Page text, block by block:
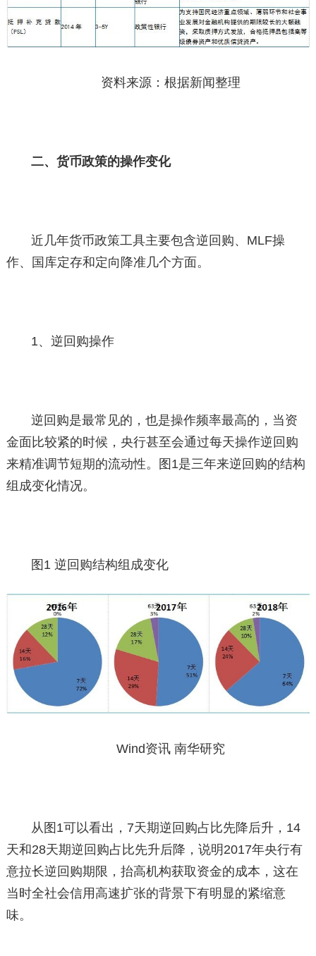
资料来源：根据新闻整理
二、货币政策的操作变化
近几年货币政策工具主要包含逆回购、MLF操
作、国库定存和定向降准几个方面。
1、逆回购操作
逆回购是最常见的，也是操作频率最高的，当资
金面比较紧的时候，央行甚至会通过每天操作逆回购
来精准调节短期的流动性。图1是三年来逆回购的结构
组成变化情况。
图1 逆回购结构组成变化
Wind资讯 南华研究
从图1可以看出，7天期逆回购占比先降后升，14
天和28天期逆回购占比先升后降，说明2017年央行有
意拉长逆回购期限，抬高机构获取资金的成本，这在
当时全社会信用高速扩张的背景下有明显的紧缩意
味。